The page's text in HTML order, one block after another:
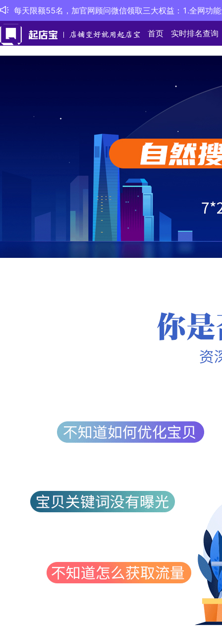
每天限额55名，加官网顾问微信领取三大权益：1.全网功
首页 实时排名查询